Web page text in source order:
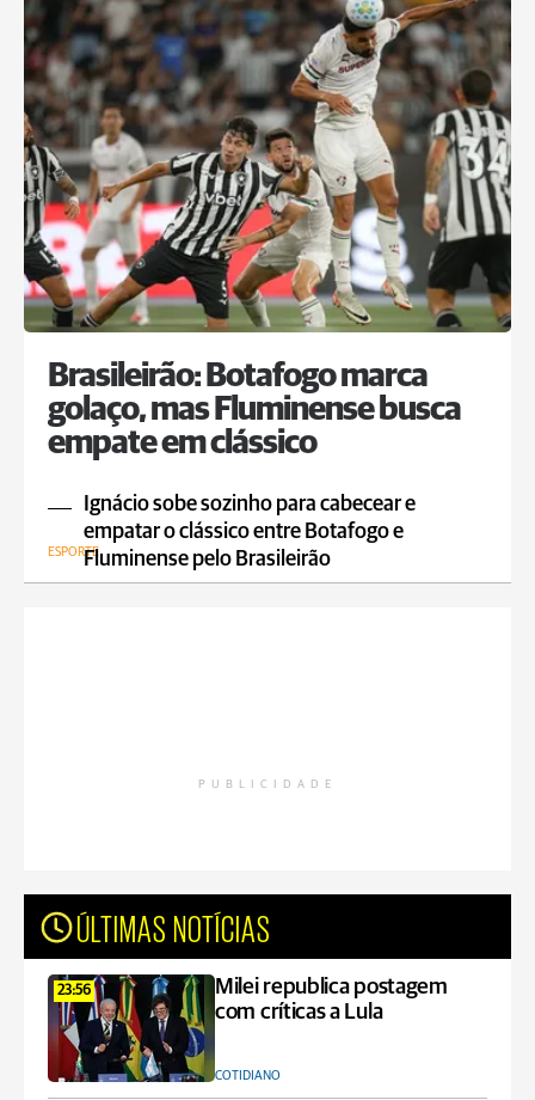
Brasileirão: Botafogo marca
golaço, mas Fluminense busca
empate em clássico
Ignácio sobe sozinho para cabecear e
empatar o clássico entre Botafogo e
Fluminense pelo Brasileirão
ESPORTE
PUBLICIDADE
ÚLTIMAS NOTÍCIAS
23:56
Milei republica postagem
com críticas a Lula
COTIDIANO